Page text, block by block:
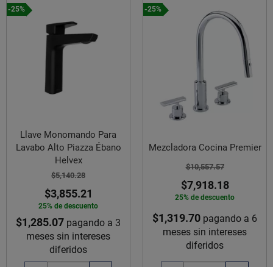
-25%
Llave Monomando Para
Lavabo Alto Piazza Ébano
Helvex
$5,140.28
$3,855.21
25% de descuento
$1,285.07 pagando a 3
meses sin intereses
diferidos
-25%
Mezcladora Cocina Premier
$10,557.57
$7,918.18
25% de descuento
$1,319.70 pagando a 6
meses sin intereses
diferidos